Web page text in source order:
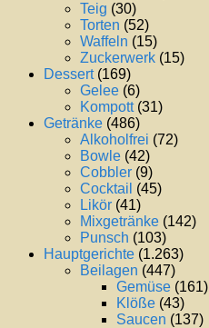
Teig (30)
Torten (52)
Waffeln (15)
Zuckerwerk (15)
Dessert(169)
Gelee (6)
Kompott(31)
Getränke (486)
Alkoholfrei (72)
Bowle (42)
Cobbler (9)
Cocktail (45)
Likör (41)
Mixgetränke (142)
Punsch (103)
Hauptgerichte (1.263)
Beilagen (447)
Gemüse (161)
Klöße (43)
Saucen (137)